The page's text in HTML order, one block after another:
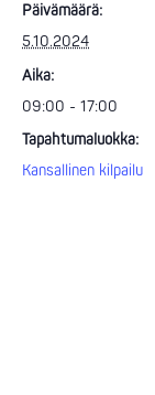
Päivämäärä:
5.10.2024
Aika:
09:00 - 17:00
Tapahtumaluokka:
Kansallinen kilpailu